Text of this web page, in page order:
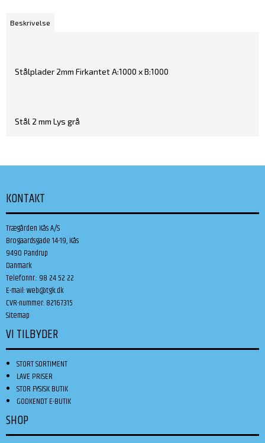
Beskrivelse
Stålplader 2mm Firkantet A:1000 x B:1000
Stål 2 mm Lys grå
KONTAKT
Trægården Kås A/S
Brogaardsgade 14-19, Kås
9490 Pandrup
Danmark
Telefonnr.: 98 24 52 22
E-mail:web@tgk.dk
CVR-nummer: 82167315
Sitemap
VI TILBYDER
STORT SORTIMENT
LAVE PRISER
STOR FYSISK BUTIK
GODKENDT E-BUTIK
SHOP